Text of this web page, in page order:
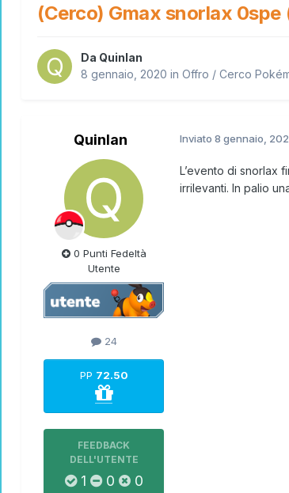
(Cerco) Gmax snorlax
Da Quinlan
8 gennaio, 2020 in Offro / Cerco
Quinlan
0 Punti Fedeltà
Utente
24
PP 72.50
FEEDBACK
DELL'UTENTE
1 0 0
Inviato 8 gennaio,
L’evento di snorlax
irrilevanti. In palio